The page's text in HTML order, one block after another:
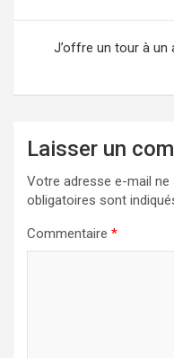
l’article
J’offre un tour à
Laisser un
Votre adresse e-mail ne
obligatoires sont
Commentaire *